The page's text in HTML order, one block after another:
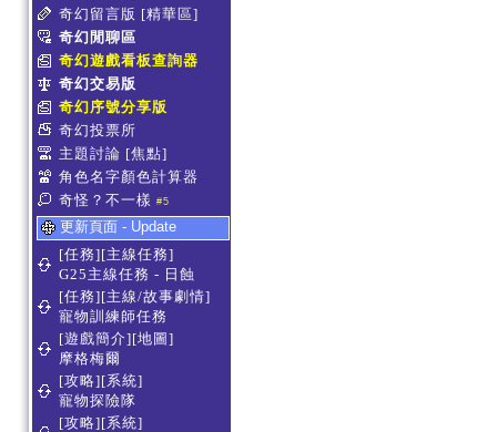
奇幻留言版 [精華區]
奇幻閒聊區
奇幻遊戲看板查詢器
奇幻交易版
奇幻序號分享版
奇幻投票所
主題討論 [焦點]
角色名字顏色計算器
奇怪？不一樣 #5
更新頁面 - Update
[任務][主線任務]
G25主線任務 - 日蝕
[任務][主線/故事劇情]
寵物訓練師任務
[遊戲簡介][地圖]
摩格梅爾
[攻略][系統]
寵物探險隊
[攻略][系統]